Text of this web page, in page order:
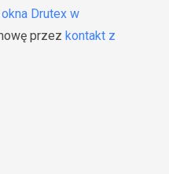
okna Drutex w
przez kontakt z